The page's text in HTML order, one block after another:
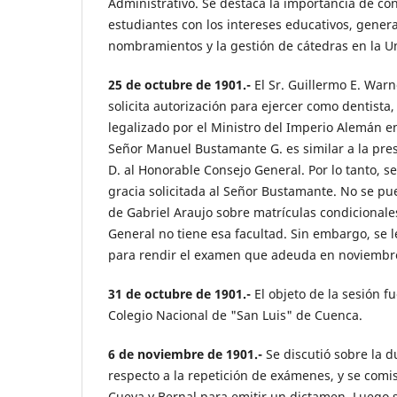
estudiantes con los intereses educativos,
nombramientos y la gestión de cátedras en la
25 de octubre de 1901.- El Sr. Guillermo E.
solicita autorización para ejercer como
legalizado por el Ministro del Imperio Alemán
Señor Manuel Bustamante G. es similar a la
D. al Honorable Consejo General. Por lo tanto,
gracia solicitada al Señor Bustamante. No se
de Gabriel Araujo sobre matrículas
General no tiene esa facultad. Sin embargo, se
para rendir el examen que adeuda en
31 de octubre de 1901.- El objeto de la sesión
Colegio Nacional de "San Luis" de Cuenca.
6 de noviembre de 1901.- Se discutió sobre la
respecto a la repetición de exámenes, y se